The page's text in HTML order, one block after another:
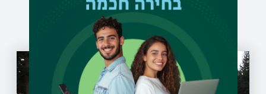
עוד כתבות שיעניינו אותך